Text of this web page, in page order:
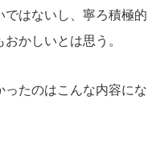
はないし、寧ろ積極的
かしいとは思う。
ったのはこんな内容にな